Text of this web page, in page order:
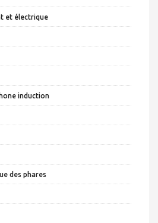
et électrique
induction
des phares